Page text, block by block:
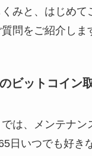
みと、はじめて
問をご紹介しま
ビットコイン
は、メンテナン
日いつでも好き